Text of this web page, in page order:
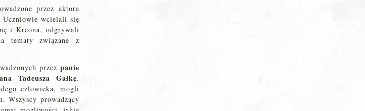
przez aktora
Uczniowie wcielali się
i Kreona, odgrywali
tematy związane z
przez panie
Tadeusza Gałkę.
człowieka, mogli
Wszyscy prowadzący